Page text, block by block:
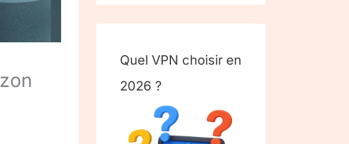
Quel VPN choisir en
2026 ?